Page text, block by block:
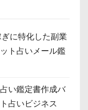
に特化した副業
ト占いメール鑑
い鑑定書作成バ
占いビジネス